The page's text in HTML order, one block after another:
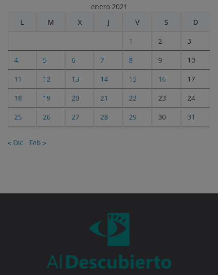
enero 2021
L
M X J V S D
1 2 3
4 5 6 7 8 9 10
11 12 13 14 15 16 17
18 19 20 21 22 23 24
25 26 27 28 29 30 31
« Dic Feb »